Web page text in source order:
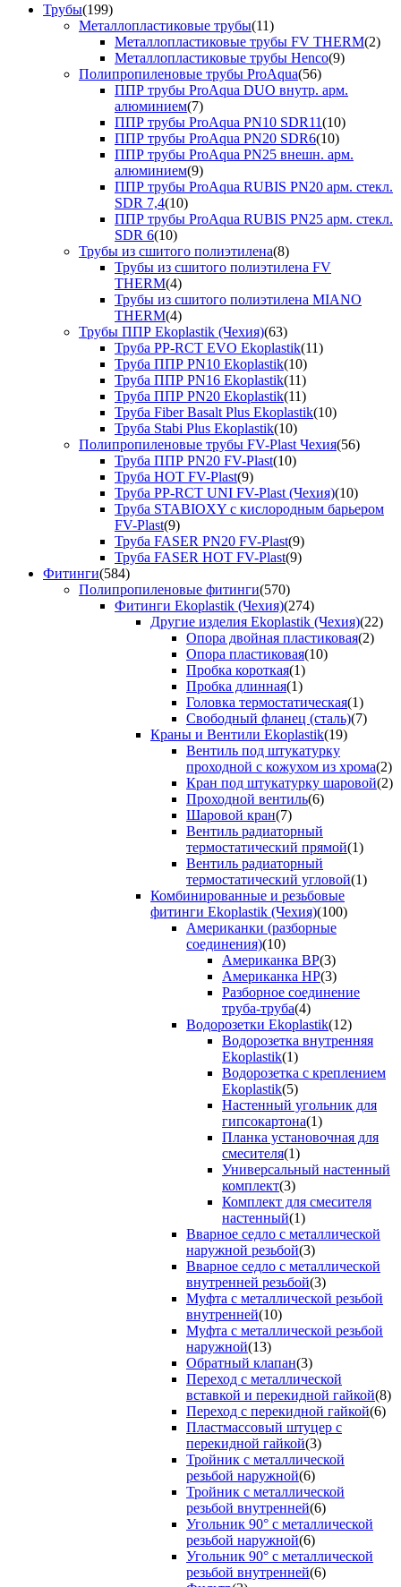
Трубы(199)
Металлопластиковые трубы(11)
Металлопластиковые трубы FV THERM(2)
Металлопластиковые трубы Henco(9)
Полипропиленовые трубы ProAqua(56)
ППР трубы ProAqua DUO внутр. арм.
алюминием(7)
ППР трубы ProAqua PN10 SDR11(10)
ППР трубы ProAqua PN20 SDR6(10)
ППР трубы ProAqua PN25 внешн. арм.
алюминием(9)
ППР трубы ProAqua RUBIS PN20 арм. стекл.
SDR 7,4(10)
ППР трубы ProAqua RUBIS PN25 арм. стекл.
SDR 6(10)
Трубы из сшитого полиэтилена(8)
Трубы из сшитого полиэтилена FV
THERM(4)
Трубы из сшитого полиэтилена MIANO
THERM(4)
Трубы ППР Ekoplastik (Чехия)(63)
Труба PP-RCT EVO Ekoplastik(11)
Труба ППР PN10 Ekoplastik(10)
Труба ППР PN16 Ekoplastik(11)
Труба ППР PN20 Ekoplastik(11)
Труба Fiber Basalt Plus Ekoplastik(10)
Труба Stabi Plus Ekoplastik(10)
Полипропиленовые трубы FV-Plast Чехия(56)
Труба ППР PN20 FV-Plast(10)
Труба HOT FV-Plast(9)
Труба PP-RCT UNI FV-Plast (Чехия)(10)
Труба STABIOXY с кислородным барьером
FV-Plast(9)
Труба FASER PN20 FV-Plast(9)
Труба FASER HOT FV-Plast(9)
Фитинги(584)
Полипропиленовые фитинги(570)
Фитинги Ekoplastik (Чехия)(274)
Другие изделия Ekoplastik (Чехия)(22)
Опора двойная пластиковая(2)
Опора пластиковая(10)
Пробка короткая(1)
Пробка длинная(1)
Головка термостатическая(1)
Свободный фланец (сталь)(7)
Краны и Вентили Ekoplastik(19)
Вентиль под штукатурку
проходной с кожухом из хрома(2)
Кран под штукатурку шаровой(2)
Проходной вентиль(6)
Шаровой кран(7)
Вентиль радиаторный
термостатический прямой(1)
Вентиль радиаторный
термостатический угловой(1)
Комбинированные и резьбовые
фитинги Ekoplastik (Чехия)(100)
Американки (разборные
соединения)(10)
Американка ВР(3)
Американка НР(3)
Разборное соединение
труба-труба(4)
Водорозетки Ekoplastik(12)
Водорозетка внутренняя
Ekoplastik(1)
Водорозетка с креплением
Ekoplastik(5)
Настенный угольник для
гипсокартона(1)
Планка установочная для
смесителя(1)
Универсальный настенный
комплект(3)
Комплект для смесителя
настенный(1)
Вварное седло с металлической
наружной резьбой(3)
Вварное седло с металлической
внутренней резьбой(3)
Муфта с металлической резьбой
внутренней(10)
Муфта с металлической резьбой
наружной(13)
Обратный клапан(3)
Переход с металлической
вставкой и перекидной гайкой(8)
Переход с перекидной гайкой(6)
Пластмассовый штуцер с
перекидной гайкой(3)
Тройник с металлической
резьбой наружной(6)
Тройник с металлической
резьбой внутренней(6)
Угольник 90° с металлической
резьбой наружной(6)
Угольник 90° с металлической
резьбой внутренней(6)